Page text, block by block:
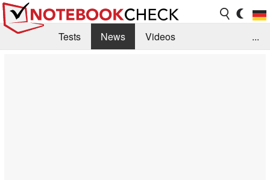
Tests News
Videos
...